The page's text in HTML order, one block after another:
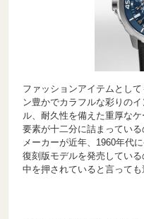
ファッションアイテムとし
ン豊かでカラフルな彩りの
ル、耐久性を備えた重厚な
要素が十二分に詰まってい
メーカーが近年、1960年代
復刻版モデルを発売してい
中を押されていると言っても